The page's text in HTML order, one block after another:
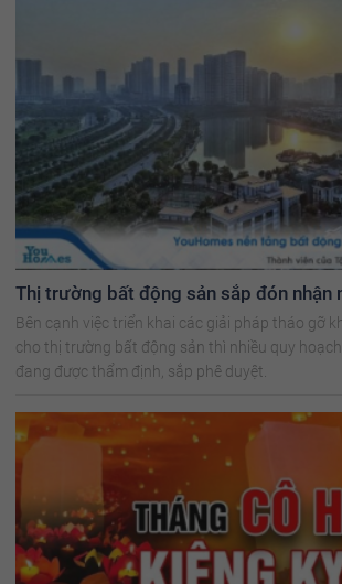
Thị trường bất động sản sắp đón nhận
Bên cạnh việc triển khai các giải pháp tháo gỡ
cho thị trường bất động sản thì nhiều quy
đang được thẩm định, sắp phê duyệt.